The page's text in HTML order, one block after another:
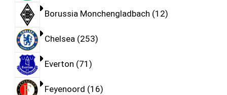
Borussia Monchengladbach 12
Chelsea 253
Everton 71
Feyenoord 16